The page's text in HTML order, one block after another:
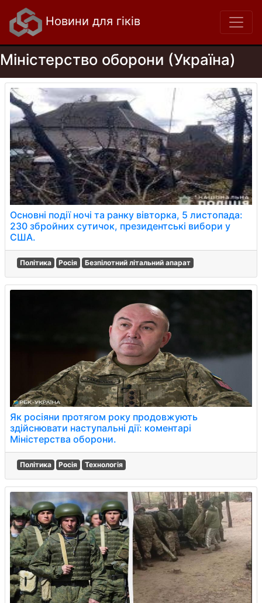
Новини для гіків
Міністерство оборони (Україна)
Основні події ночі та ранку вівторка, 5 листопада:
230 збройних сутичок, президентські вибори у
США.
Політика Росія Безпілотний літальний апарат
Як росіяни протягом року продовжують
здійснювати наступальні дії: коментарі
Міністерства оборони.
Політика Росія Технологія